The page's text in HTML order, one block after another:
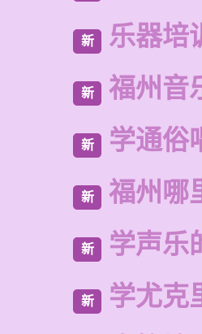
新 乐器培
新 福州音
新 学通俗
新 福州哪
新 学声乐
新 学尤克